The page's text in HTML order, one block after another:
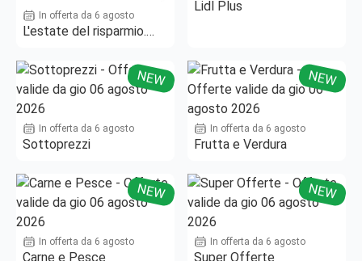
In offerta da 6 agosto
L'estate del risparmio.
Lidl Plus
NEW
In offerta da 6 agosto
Sottoprezzi
NEW
In offerta da 6 agosto
Frutta e Verdura
NEW
In offerta da 6 agosto
Carne e Pesce
NEW
In offerta da 6 agosto
Super Offerte